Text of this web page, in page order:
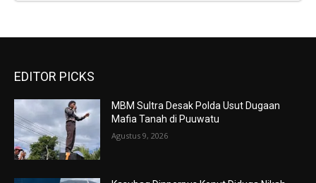
EDITOR PICKS
MBM Sultra Desak Polda Usut Dugaan
Mafia Tanah di Puuwatu
Agustus 9, 2026